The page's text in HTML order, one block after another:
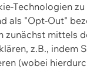
Technologien
als "Opt-Out"
zunächst mittels
z.B., indem
(wobei